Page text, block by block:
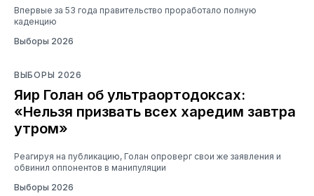
Впервые за 53 года правительство проработало полную
каденцию
Выборы 2026
ВЫБОРЫ 2026
Яир Голан об ультраортодоксах:
«Нельзя призвать всех харедим завтра
утром»
Реагируя на публикацию, Голан опроверг свои же заявления и
обвинил оппонентов в манипуляции
Выборы 2026